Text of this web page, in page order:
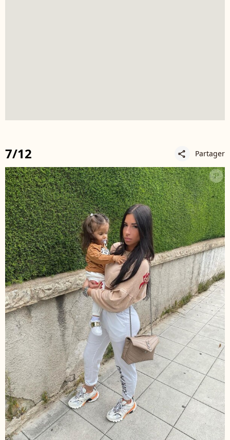
7/12 share Partager